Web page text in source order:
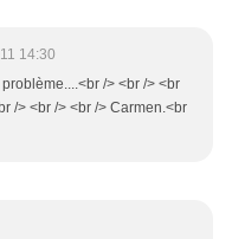
14:30
/> <br /> <br
/> <br /> <br /> Carmen.<br